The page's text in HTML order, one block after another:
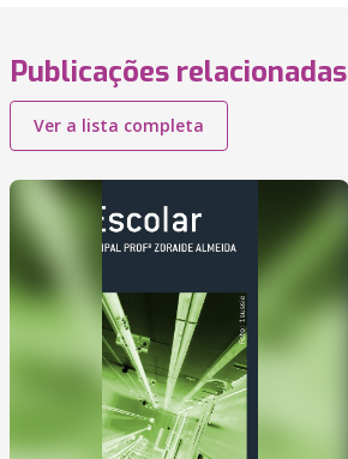
Publicações relacionadas
Ver a lista completa